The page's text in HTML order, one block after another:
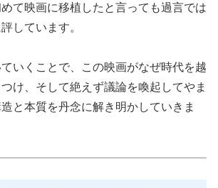
て映画に移植したと言っても過言では
しています。
いくことで、この映画がなぜ時代を越
け、そして絶えず議論を喚起してやま
と本質を丹念に解き明かしていきま